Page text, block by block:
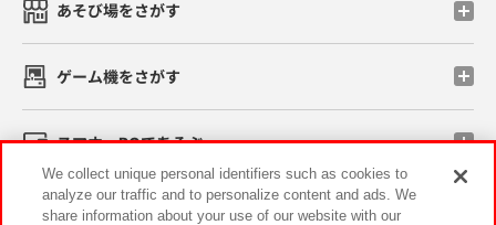
あそび場をさがす
ゲーム機をさがす
スマホ・PCであそぶ
イベント・キャンペーン
We collect unique personal identifiers such as cookies to
analyze our traffic and to personalize content and ads. We
share information about your use of our website with our